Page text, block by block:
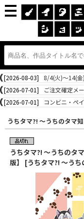
[2026-08-03]
8/4(火)～14(
[2026-07-01]
ご注文確定メ
[2026-07-01]
コンビニ・ペ
うちタマ?! ～うちのタマ
うちタマ?! ～うちのタ
版】 [うちタマ?! ～う